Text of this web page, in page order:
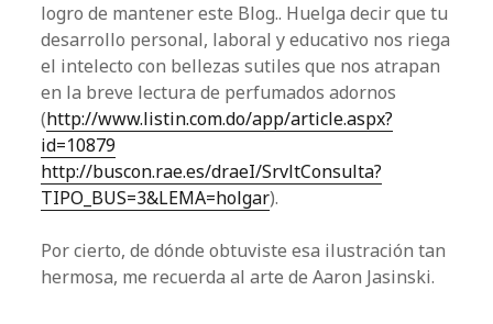
logro de mantener este Blog.. Huelga decir que tu
desarrollo personal, laboral y educativo nos riega
el intelecto con bellezas sutiles que nos atrapan
en la breve lectura de perfumados adornos
(http://www.listin.com.do/app/article.aspx?
id=10879
http://buscon.rae.es/draeI/SrvltConsulta?
TIPO_BUS=3&LEMA=holgar).
Por cierto, de dónde obtuviste esa ilustración tan
hermosa, me recuerda al arte de Aaron Jasinski.